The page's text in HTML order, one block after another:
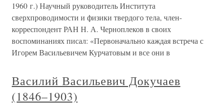
1960 г.) Научный руководитель Института
сверхпроводимости и физики твердого тела, член-
корреспондент РАН Н. А. Черноплеков в своих
воспоминаниях писал: «Первоначально каждая встреча с
Игорем Васильевичем Курчатовым и все они в
Василий Васильевич Докучаев
(1846–1903)